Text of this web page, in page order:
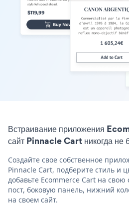
Встраивание приложения
сайт Pinnacle Cart никогда не
Создайте свое собственное
Pinnacle Cart, подберите стиль и
добавьте Ecommerce Cart на
пост, боковую панель, нижний
на своем сайт.